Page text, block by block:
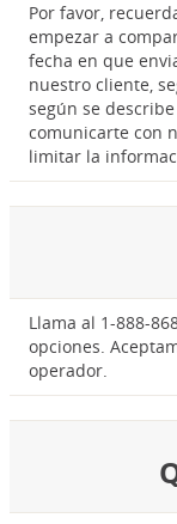
Por favor,
empezar a
fecha en que
nuestro cliente,
según se
comunicarte con
limitar la
Llama al 1-888-
opciones.
operador.